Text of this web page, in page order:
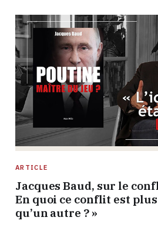
ARTICLE
Jacques Baud, sur le
En quoi ce conflit est
qu’un autre ? »